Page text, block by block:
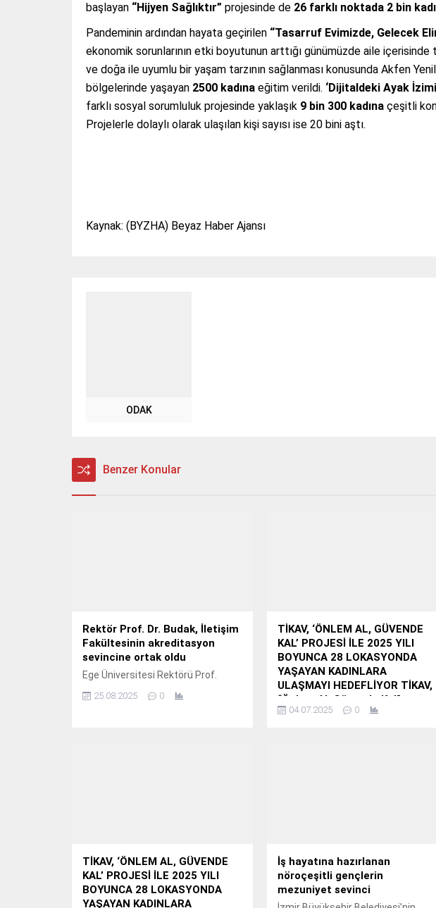
başlayan “Hijyen Sağlıktır” projesinde de 26 farklı noktada 2 bin
Pandeminin ardından hayata geçirilen “Tasarruf Evimizde, Gelecek
ekonomik sorunlarının etki boyutunun arttığı günümüzde aile
ve doğa ile uyumlu bir yaşam tarzının sağlanması konusunda Akfen
bölgelerinde yaşayan 2500 kadına eğitim verildi. ‘Dijitaldeki Ayak
farklı sosyal sorumluluk projesinde yaklaşık 9 bin 300 kadına çeşitli
Projelerle dolaylı olarak ulaşılan kişi sayısı ise 20 bini aştı.
Kaynak: (BYZHA) Beyaz Haber Ajansı
ODAK
Benzer Konular
Rektör Prof. Dr. Budak, İletişim
Fakültesinin akreditasyon
sevincine ortak oldu
Ege Üniversitesi Rektörü Prof.
25.08.2025 0
TİKAV, ‘ÖNLEM AL, GÜVENDE
KAL’ PROJESİ İLE 2025 YILI
BOYUNCA 28 LOKASYONDA
YAŞAYAN KADINLARA
ULAŞMAYI HEDEFLİYOR TİKAV,
“Önlem Al, Güvende Kal”
Projesi ile Kırsal Bölgelerde
bölgelerde yaşayan kadınlara
yönelik afet farkındalığı
eğitimlerine hız kesmeden devam
ediyor.
04.07.2025 0
TİKAV, ‘ÖNLEM AL, GÜVENDE
KAL’ PROJESİ İLE 2025 YILI
BOYUNCA 28 LOKASYONDA
YAŞAYAN KADINLARA
İş hayatına hazırlanan
nöroçeşitli gençlerin
mezuniyet sevinci